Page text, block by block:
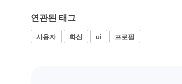
연관된 태그
사용자 화신 ui 프로필